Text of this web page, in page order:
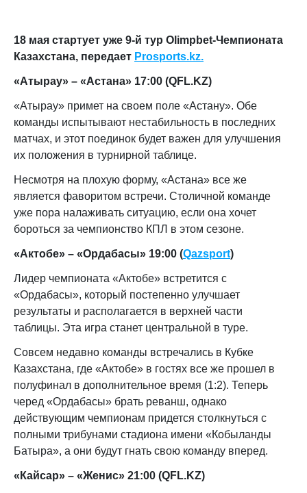
18 мая стартует уже 9-й тур Olimpbet-Чемпионата
Казахстана, передает Prosports.kz.
«Атырау» – «Астана» 17:00 (QFL.KZ)
«Атырау» примет на своем поле «Астану». Обе
команды испытывают нестабильность в последних
матчах, и этот поединок будет важен для улучшения
их положения в турнирной таблице.
Несмотря на плохую форму, «Астана» все же
является фаворитом встречи. Столичной команде
уже пора налаживать ситуацию, если она хочет
бороться за чемпионство КПЛ в этом сезоне.
«Актобе» – «Ордабасы» 19:00 (Qazsport)
Лидер чемпионата «Актобе» встретится с
«Ордабасы», который постепенно улучшает
результаты и располагается в верхней части
таблицы. Эта игра станет центральной в туре.
Совсем недавно команды встречались в Кубке
Казахстана, где «Актобе» в гостях все же прошел в
полуфинал в дополнительное время (1:2). Теперь
черед «Ордабасы» брать реванш, однако
действующим чемпионам придется столкнуться с
полными трибунами стадиона имени «Кобыланды
Батыра», а они будут гнать свою команду вперед.
«Кайсар» – «Женис» 21:00 (QFL.KZ)